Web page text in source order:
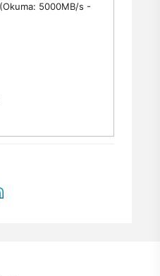
5000MB/s -